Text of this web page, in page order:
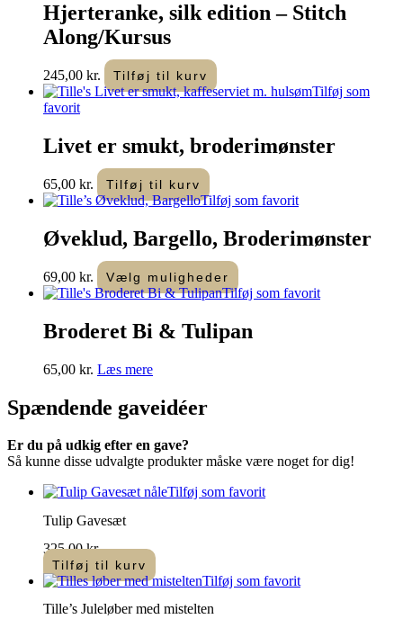
Hjerteranke, silk edition – Stitch
Along/Kursus
245,00 kr. Tilføj til kurv
Tilføj som
favorit
Livet er smukt, broderimønster
65,00 kr. Tilføj til kurv
Tilføj som favorit
Øveklud, Bargello, Broderimønster
69,00 kr. Vælg muligheder
Tilføj som favorit
Broderet Bi & Tulipan
65,00 kr. Læs mere
Spændende gaveidéer
Er du på udkig efter en gave?
Så kunne disse udvalgte produkter måske være noget for dig!
Tilføj som favorit
Tulip Gavesæt
325,00kr.
Tilføj til kurv
Tilføj som favorit
Tille’s Juleløber med mistelten